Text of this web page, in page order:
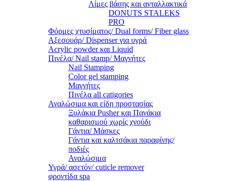
Λίμες βάσης και ανταλλακτικά
DONUTS STALEKS
PRO
Φόρμες χτυσίματος/ Dual forms/ Fiber glass
Αξεσουάρ/ Dispenser για υγρά
Acrylic powder και Liquid
Πινέλα/ Nail stamp/ Μαγνήτες
Nail Stamping
Color gel stamping
Μαγνήτες
Πινέλα all catigories
Αναλώσιμα και είδη προστασίας
Ξυλάκια Pusher και Πανάκια
καθαρισμού χωρίς χνούδι
Γάντια/ Μάσκες
Γάντια και καλτσάκια παραφίνης/
ποδιές
Αναλώσιμα
Υγρά/ ασετόν/ cuticle remover
φροντίδα spa